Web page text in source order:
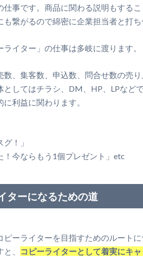
仕事です。商品に関わる説明もする
繋がるので綿密に企業担当者と打ち
ライター」の仕事は多岐に渡ります。
数、集客数、申込数、問合せ数の売
としてはチラシ、DM、HP、LPなど
利益に関わります。
グ！」
！今ならもう1個プレゼント」etc
ターになるための道
ピーライターを目指すためのルートに
、
コピーライターとして着実にキ